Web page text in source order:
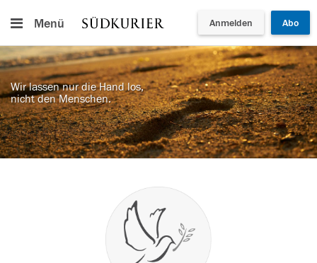
Menü Anmelden Abo
Wir lassen nur die Hand los,
nicht den Menschen.